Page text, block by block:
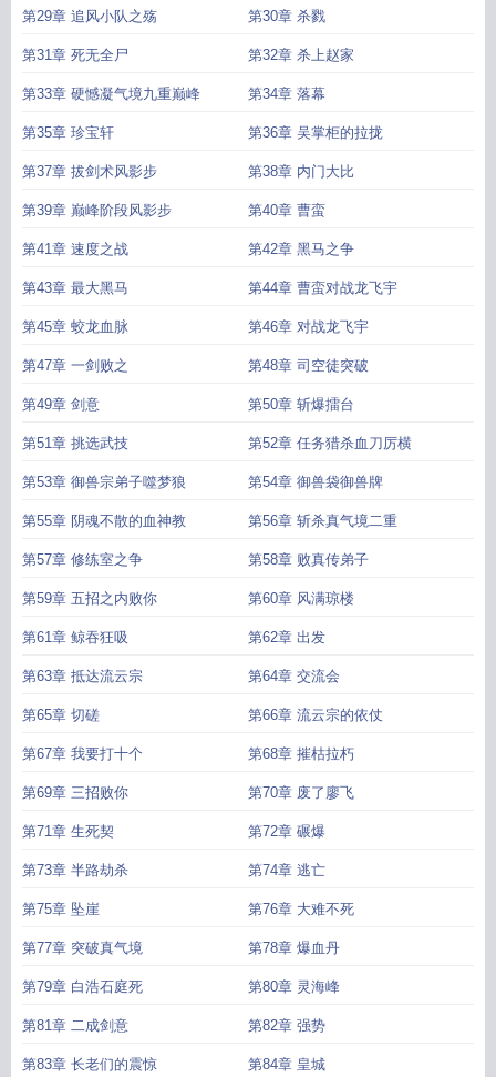
第29章 追风小队之殇 第30章 杀戮
第31章 死无全尸 第32章 杀上赵家
第33章 硬憾凝气境九重巅峰 第34章 落幕
第35章 珍宝轩 第36章 吴掌柜的拉拢
第37章 拔剑术风影步 第38章 内门大比
第39章 巅峰阶段风影步 第40章 曹蛮
第41章 速度之战 第42章 黑马之争
第43章 最大黑马 第44章 曹蛮对战龙飞宇
第45章 蛟龙血脉 第46章 对战龙飞宇
第47章 一剑败之 第48章 司空徒突破
第49章 剑意 第50章 斩爆擂台
第51章 挑选武技 第52章 任务猎杀血刀厉横
第53章 御兽宗弟子噬梦狼 第54章 御兽袋御兽牌
第55章 阴魂不散的血神教 第56章 斩杀真气境二重
第57章 修练室之争 第58章 败真传弟子
第59章 五招之内败你 第60章 风满琼楼
第61章 鲸吞狂吸 第62章 出发
第63章 抵达流云宗 第64章 交流会
第65章 切磋 第66章 流云宗的依仗
第67章 我要打十个 第68章 摧枯拉朽
第69章 三招败你 第70章 废了廖飞
第71章 生死契 第72章 碾爆
第73章 半路劫杀 第74章 逃亡
第75章 坠崖 第76章 大难不死
第77章 突破真气境 第78章 爆血丹
第79章 白浩石庭死 第80章 灵海峰
第81章 二成剑意 第82章 强势
第83章 长老们的震惊 第84章 皇城